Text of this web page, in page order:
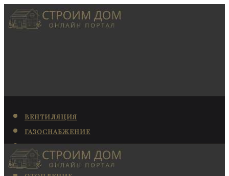
ВЕНТИЛЯЦИЯ
ГАЗОСНАБЖЕНИЕ
КАНАЛИЗАЦИЯ
КОНДИЦИОНИРОВАНИЕ